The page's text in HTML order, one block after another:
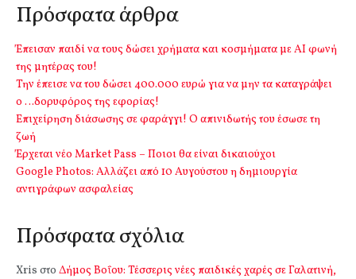
Πρόσφατα άρθρα
Έπεισαν παιδί να τους δώσει χρήματα και κοσμήματα με ΑΙ φωνή
της μητέρας του!
Την έπεισε να του δώσει 400.000 ευρώ για να μην τα καταγράψει
ο …δορυφόρος της εφορίας!
Επιχείρηση διάσωσης σε φαράγγι! Ο απινιδωτής του έσωσε τη
ζωή
Έρχεται νέο Market Pass – Ποιοι θα είναι δικαιούχοι
Google Photos: Αλλάζει από 10 Αυγούστου η δημιουργία
αντιγράφων ασφαλείας
Πρόσφατα σχόλια
Xris στο Δήμος Βοΐου: Τέσσερις νέες παιδικές χαρές σε Γαλατινή,